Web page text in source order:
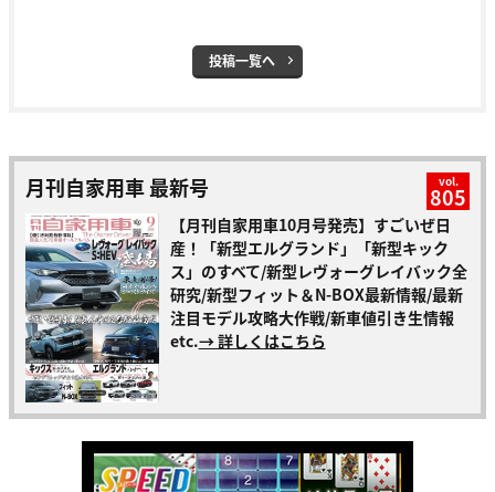
投稿一覧へ
月刊自家用車 最新号 vol.
805
【月刊自家用車10月号発売】すごいぜ日
産！「新型エルグランド」「新型キック
ス」のすべて/新型レヴォーグレイバック全
研究/新型フィット＆N-BOX最新情報/最新
注目モデル攻略大作戦/新車値引き生情報
etc.→ 詳しくはこちら